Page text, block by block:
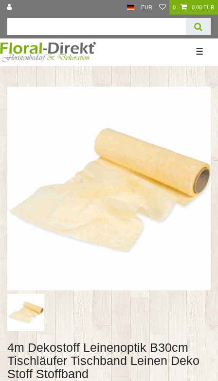
EUR 0 0,00 EUR
☰
4m Dekostoff Leinenoptik B30cm
Tischläufer Tischband Leinen Deko
Stoff Stoffband